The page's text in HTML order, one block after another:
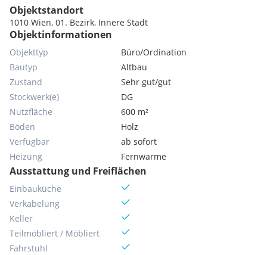
Objektstandort
1010 Wien, 01. Bezirk, Innere Stadt
Objektinformationen
Objekttyp
Büro/Ordination
Bautyp
Altbau
Zustand
Sehr gut/gut
Stockwerk(e)
DG
Nutzfläche
600 m²
Böden
Holz
Verfügbar
ab sofort
Heizung
Fernwärme
Ausstattung und Freiflächen
Einbauküche
Verkabelung
Keller
Teilmöbliert / Möbliert
Fahrstuhl